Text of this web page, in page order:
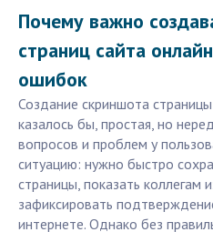
Почему важно
страниц сайта
ошибок
Создание скриншота
казалось бы, простая, но
вопросов и проблем у
ситуацию: нужно быстро
страницы, показать коллегам
зафиксировать
интернете. Однако без